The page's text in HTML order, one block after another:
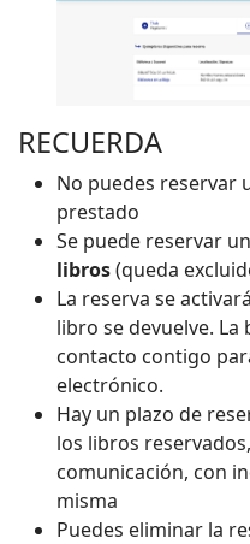
RECUERDA
No puedes reservar
prestado
Se puede reservar
libros(queda
La reserva se
libro se devuelve.
contacto contigo
electrónico.
Hay un plazo de
los libros
comunicación, con
misma
Puedes eliminar la